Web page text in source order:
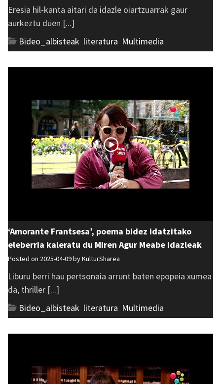
Eresia hil-kanta aitari da idazle oiartzuarrak gaur
aurkeztu duen [...]
Bideo_albisteak literatura Multimedia
‘Amorante Frantsesa’, poema bidez idatzitako
eleberria kaleratu du Miren Agur Meabe idazleak
Posted on 2025-04-09 byKulturSharea
Liburu berri hau pertsonaia arrunt baten epopeia xumea
da, thriller [...]
Bideo_albisteak literatura Multimedia